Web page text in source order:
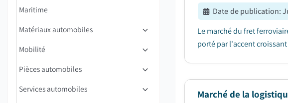
Maritime
Matériaux automobiles
Mobilité
Pièces automobiles
Services automobiles
Date de publication:
Le marché du fret
porté par l'accent
Marché de la